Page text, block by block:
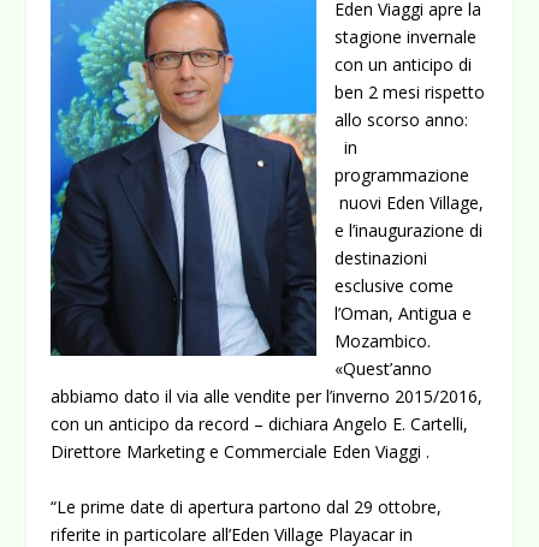
Eden Viaggi apre la
stagione invernale
con un anticipo di
ben 2 mesi rispetto
allo scorso anno:
in
programmazione
nuovi Eden Village,
e l’inaugurazione di
destinazioni
esclusive come
l’Oman, Antigua e
Mozambico.
«Quest’anno
abbiamo dato il via alle vendite per l’inverno 2015/2016,
con un anticipo da record – dichiara Angelo E. Cartelli,
Direttore Marketing e Commerciale Eden Viaggi .
“Le prime date di apertura partono dal 29 ottobre,
riferite in particolare all’Eden Village Playacar in